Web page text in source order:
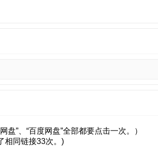
盘”、“百度网盘”全部都要点击一次。）
相同链接33次。)